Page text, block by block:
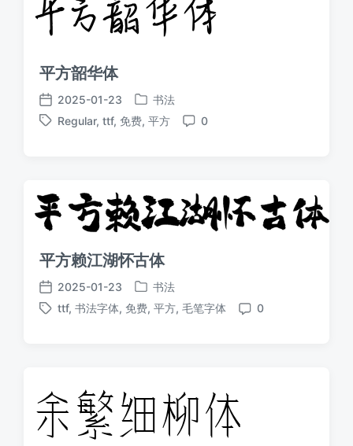
平方韶华体
发
布
2025-01-23
发
布
书法
标
Regular, ttf, 免费, 平方
评
0
平方赖江湖怀古体
发
布
2025-01-23
发
布
书法
标
ttf, 书法字体, 免费, 平方, 毛笔字体
评
0